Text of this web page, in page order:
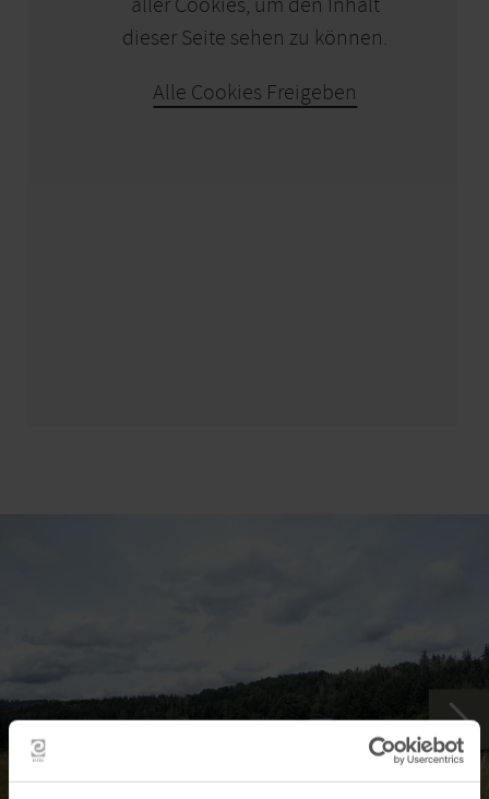
dieser Seite sehen zu können.
Alle Cookies Freigeben